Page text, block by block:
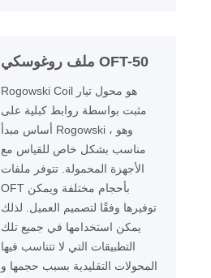
ملف روغوسكي OFT-50
Rogowski Coil هو محول تيار
مثبت بواسطة روابط كبلية على
أساس مبدأ Rogowski ، وهو
مناسب بشكل خاص للقياس مع
الأجهزة المحمولة. تتوفر ملفات
OFT بأحجام مختلفة ويمكن
توفيرها وفقًا لتصميم العميل. لذلك
يمكن استخدامها في جميع تلك
التطبيقات التي لا تتناسب فيها
المحولات التقليدية بسبب حجمها و